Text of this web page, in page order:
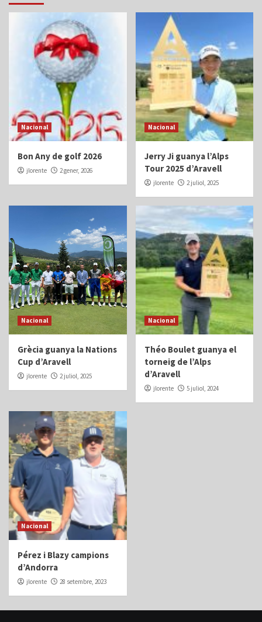
Nacional
Bon Any de golf 2026
jlorente 2 gener, 2026
Nacional
Jerry Ji guanya l’Alps
Tour 2025 d’Aravell
jlorente 2 juliol, 2025
Nacional
Grècia guanya la Nations
Cup d’Aravell
jlorente 2 juliol, 2025
Nacional
Théo Boulet guanya el
torneig de l’Alps
d’Aravell
jlorente 5 juliol, 2024
Nacional
Pérez i Blazy campions
d’Andorra
jlorente 28 setembre, 2023